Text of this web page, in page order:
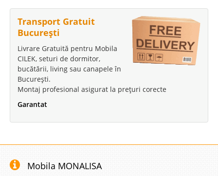
Transport Gratuit
București
Livrare Gratuită pentru Mobila
CILEK, seturi de dormitor,
bucătării, living sau canapele în
București.
Montaj profesional asigurat la prețuri corecte
Garantat
Mobila MONALISA